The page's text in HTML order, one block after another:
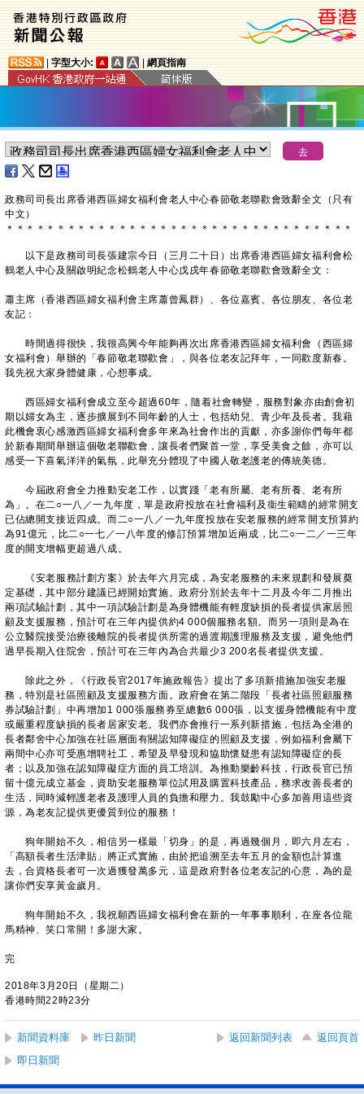
字型大小: 網頁指南
政務司司長出席香港西區婦女福利會老人中心春節敬老聯歡會致辭全文（只有
中文）
＊ ＊ ＊ ＊ ＊ ＊ ＊ ＊ ＊ ＊ ＊ ＊ ＊ ＊ ＊ ＊ ＊ ＊ ＊ ＊ ＊ ＊ ＊ ＊ ＊ ＊ ＊ ＊ ＊ ＊ ＊ ＊ ＊ ＊
以下是政務司司長張建宗今日（三月二十日）出席香港西區婦女福利會松
鶴老人中心及關啟明紀念松鶴老人中心戊戌年春節敬老聯歡會致辭全文：
蕭主席（香港西區婦女福利會主席蕭曾鳳群）、各位嘉賓、各位朋友、各位老
友記：
時間過得很快，我很高興今年能夠再次出席香港西區婦女福利會（西區婦
女福利會）舉辦的「春節敬老聯歡會」，與各位老友記拜年，一同歡度新春。
我先祝大家身體健康，心想事成。
西區婦女福利會成立至今超過60年，隨着社會轉變，服務對象亦由創會初
期以婦女為主，逐步擴展到不同年齡的人士，包括幼兒、青少年及長者。我藉
此機會衷心感激西區婦女福利會多年來為社會作出的貢獻，亦多謝你們每年都
於新春期間舉辦這個敬老聯歡會，讓長者們聚首一堂，享受美食之餘，亦可以
感受一下喜氣洋洋的氣氛，此舉充分體現了中國人敬老護老的傳統美德。
今屆政府會全力推動安老工作，以實踐「老有所屬、老有所養、老有所
為」。在二○一八／一九年度，單是政府投放在社會福利及衞生範疇的經常開支
已佔總開支接近四成。而二○一八／一九年度投放在安老服務的經常開支預算約
為91億元，比二○一七／一八年度的修訂預算增加近兩成，比二○一二／一三年
度的開支增幅更超過八成。
《安老服務計劃方案》於去年六月完成，為安老服務的未來規劃和發展奠
定基礎，其中部分建議已經開始實施。政府分別於去年十二月及今年二月推出
兩項試驗計劃，其中一項試驗計劃是為身體機能有輕度缺損的長者提供家居照
顧及支援服務，預計可在三年內提供約4 000個服務名額。而另一項則是為在
公立醫院接受治療後離院的長者提供所需的過渡期護理服務及支援，避免他們
過早長期入住院舍，預計可在三年內為合共最少3 200名長者提供支援。
除此之外，《行政長官2017年施政報告》提出了多項新措施加強安老服
務，特別是社區照顧及支援服務方面。政府會在第二階段「長者社區照顧服務
券試驗計劃」中再增加1 000張服務券至總數6 000張，以支援身體機能有中度
或嚴重程度缺損的長者居家安老。我們亦會推行一系列新措施，包括為全港的
長者鄰舍中心加強在社區層面有關認知障礙症的照顧及支援，例如福利會屬下
兩間中心亦可受惠增聘社工，希望及早發現和協助懷疑患有認知障礙症的長
者；以及加強在認知障礙症方面的員工培訓。為推動樂齡科技，行政長官已預
留十億元成立基金，資助安老服務單位試用及購置科技產品，務求改善長者的
生活，同時減輕護老者及護理人員的負擔和壓力。我鼓勵中心多加善用這些資
源，為老友記提供更優質到位的服務！
狗年開始不久，相信另一樣最「切身」的是，再過幾個月，即六月左右，
「高額長者生活津貼」將正式實施，由於把追溯至去年五月的金額也計算進
去，合資格長者可一次過獲發萬多元，這是政府對各位老友記的心意，為的是
讓你們安享黃金歲月。
狗年開始不久，我祝願西區婦女福利會在新的一年事事順利，在座各位龍
馬精神、笑口常開！多謝大家。
完
2018年3月20日（星期二）
香港時間22時23分
新聞資料庫 昨日新聞 返回新聞列表
返回頁首
即日新聞